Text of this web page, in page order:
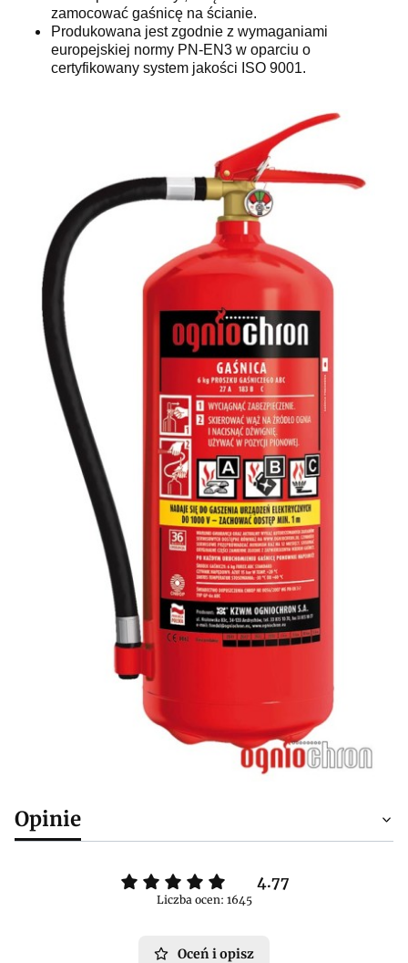
zamocować gaśnicę na ścianie.
Produkowana jest zgodnie z wymaganiami
europejskiej normy PN-EN3 w oparciu o
certyfikowany system jakości ISO 9001.
Opinie
4.77
Liczba ocen: 1645
Oceń i opisz